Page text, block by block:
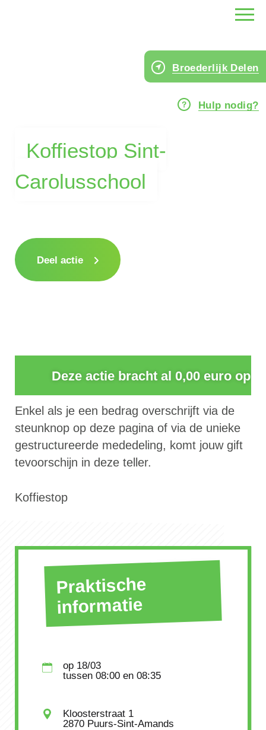
Koffiestop Sint-
Carolusschool
Broederlijk Delen
Hulp nodig?
Deel actie
Deze actie bracht al 0,00 euro op
Enkel als je een bedrag overschrijft via de
steunknop op deze pagina of via de unieke
gestructureerde mededeling, komt jouw gift
tevoorschijn in deze teller.
Koffiestop
Praktische
informatie
op 18/03
tussen 08:00en 08:35
Kloosterstraat 1
2870 Puurs-Sint-Amands